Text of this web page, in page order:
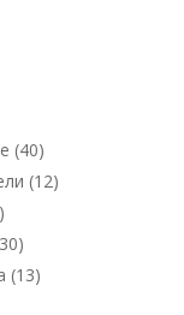
(40)
(12)
(13)